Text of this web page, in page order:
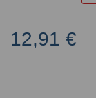
12,91 €